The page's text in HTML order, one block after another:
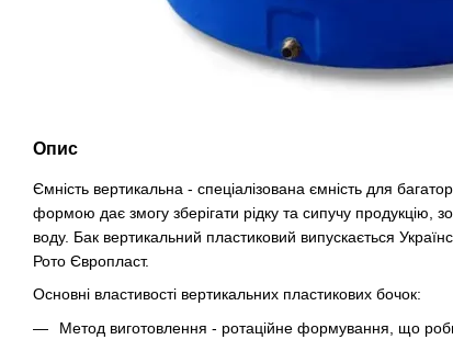
Опис
Ємність вертикальна - спеціалізована ємність для
формою дає змогу зберігати рідку та сипучу продукцію,
воду. Бак вертикальний пластиковий випускається
Рото Європласт.
Основні властивості вертикальних пластикових бочок:
Метод виготовлення - ротаційне формування, що